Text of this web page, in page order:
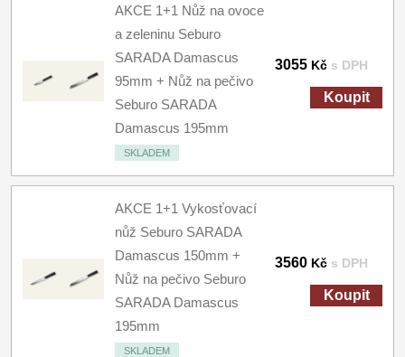
AKCE 1+1 Nůž na ovoce
a zeleninu Seburo
SARADA Damascus
95mm + Nůž na pečivo
Seburo SARADA
Damascus 195mm
SKLADEM
3055 Kč s DPH
Koupit
AKCE 1+1 Vykosťovací
nůž Seburo SARADA
Damascus 150mm +
Nůž na pečivo Seburo
SARADA Damascus
195mm
SKLADEM
3560 Kč s DPH
Koupit